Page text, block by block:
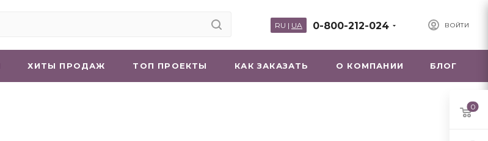
ВОЙТИ
0-800-212-024
RU | UA
ХИТЫ ПРОДАЖ ТОП ПРОЕКТЫ КАК ЗАКАЗАТЬ О КОМПАНИИ БЛОГ
0